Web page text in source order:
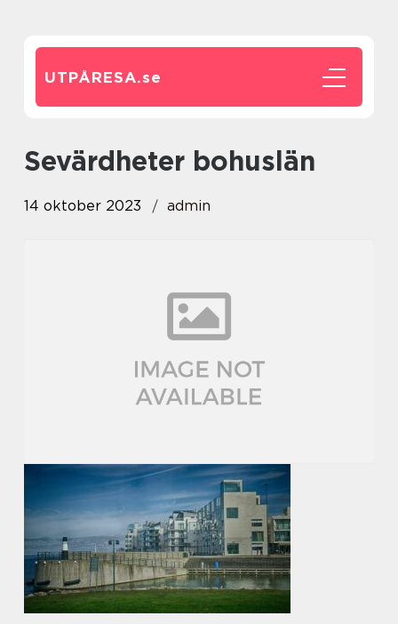
UTPÅRESA.se
sevärdheter bohuslän
14 oktober 2023 admin